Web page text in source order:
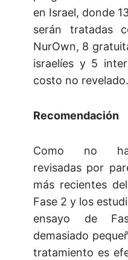
en Israel, donde
serán tratadas
NurOwn, 8
israelíes y 5
costo no revelado.
Recomendación
Como no
revisadas por
más recientes
Fase 2 y los
ensayo de
demasiado
tratamiento es